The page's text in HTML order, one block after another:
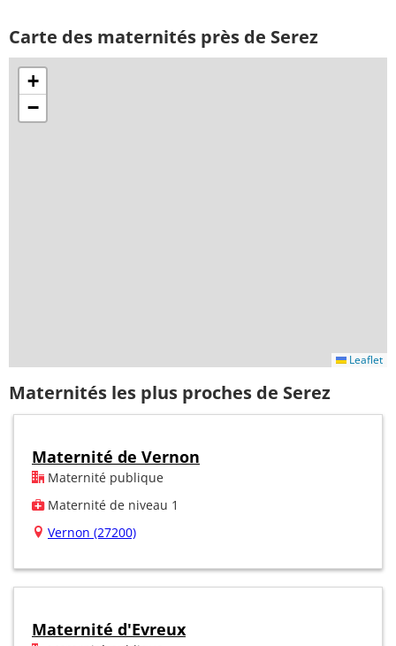
Carte des maternités près de Serez
+
−
Leaflet
Maternités les plus proches de Serez
Maternité de Vernon
Maternité publique
Maternité de niveau 1
Vernon (27200)
Maternité d'Evreux